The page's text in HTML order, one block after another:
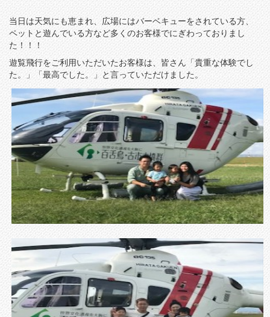
当日は天気にも恵まれ、広場にはバーベキューをされている方、
ペットと遊んでいる方など多くのお客様でにぎわっておりまし
た！！！
遊覧飛行をご利用いただいたお客様は、皆さん「貴重な体験でし
た。」「最高でした。」と言っていただけました。